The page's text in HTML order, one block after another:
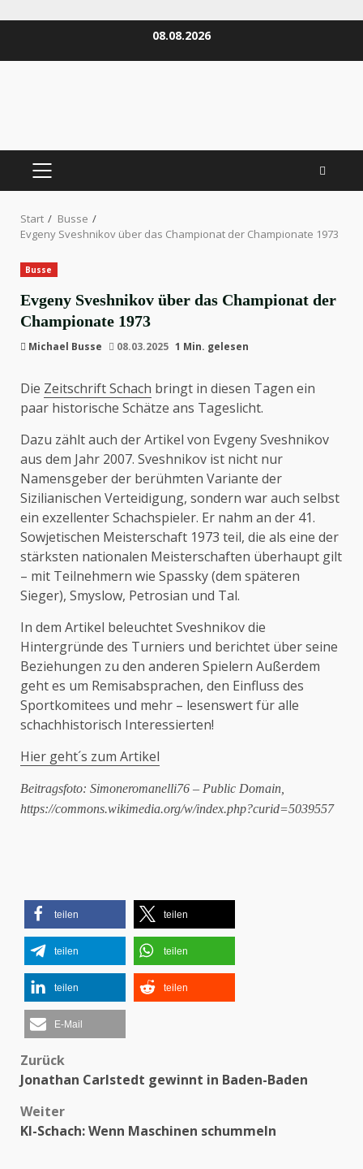
08.08.2026
PRIMÄRES
Start
Busse
Evgeny Sveshnikov über das Championat der Championate 1973
Busse
Evgeny Sveshnikov über das Championat der
Championate 1973
Michael Busse 08.03.2025 1 Min. gelesen
Die Zeitschrift Schach bringt in diesen Tagen ein
paar historische Schätze ans Tageslicht.
Dazu zählt auch der Artikel von Evgeny Sveshnikov
aus dem Jahr 2007. Sveshnikov ist nicht nur
Namensgeber der berühmten Variante der
Sizilianischen Verteidigung, sondern war auch selbst
ein exzellenter Schachspieler. Er nahm an der 41.
Sowjetischen Meisterschaft 1973 teil, die als eine der
stärksten nationalen Meisterschaften überhaupt gilt
– mit Teilnehmern wie Spassky (dem späteren
Sieger), Smyslow, Petrosian und Tal.
In dem Artikel beleuchtet Sveshnikov die
Hintergründe des Turniers und berichtet über seine
Beziehungen zu den anderen Spielern Außerdem
geht es um Remisabsprachen, den Einfluss des
Sportkomitees und mehr – lesenswert für alle
schachhistorisch Interessierten!
Hier geht´s zum Artikel
Beitragsfoto: Simoneromanelli76 – Public Domain,
https://commons.wikimedia.org/w/index.php?curid=5039557
teilen teilen
teilen teilen
teilen teilen
E-Mail
Beitragsnavigation
Zurück
Jonathan Carlstedt gewinnt in Baden-Baden
Weiter
KI-Schach: Wenn Maschinen schummeln